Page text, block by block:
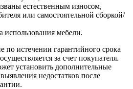
естественным износом,
или самостоятельной сборкой/
мебели.
по истечении гарантийного срока
за счет покупателя.
установить дополнительные
недостатков после